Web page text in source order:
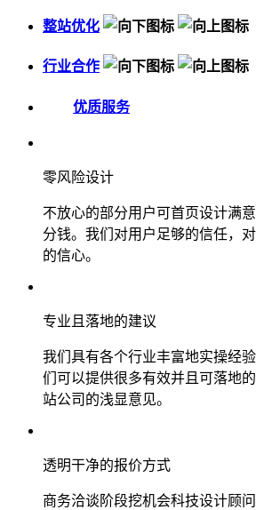
整站优化
行业合作
优质服务
零风险设计
不放心的部分用户可首页设计满
分钱。我们对用户足够的信任，
的信心。
专业且落地的建议
我们具有各个行业丰富地实操经
们可以提供很多有效并且可落地
站公司的浅显意见。
透明干净的报价方式
商务洽谈阶段挖机会科技设计顾